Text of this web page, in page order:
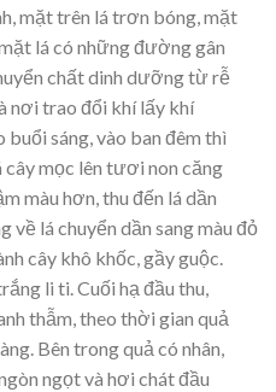
mặt trên lá trơn bóng, mặt
lá có những đường gân
chất dinh dưỡng từ rễ
nơi trao đổi khí lấy khí
sáng, vào ban đêm thì
cây mọc lên tươi non căng
màu hơn, thu đến lá dần
về lá chuyển dần sang màu đỏ
cây khô khốc, gầy guộc.
li ti. Cuối hạ đầu thu,
thẫm, theo thời gian quả
Bên trong quả có nhân,
ngọt và hơi chát đầu